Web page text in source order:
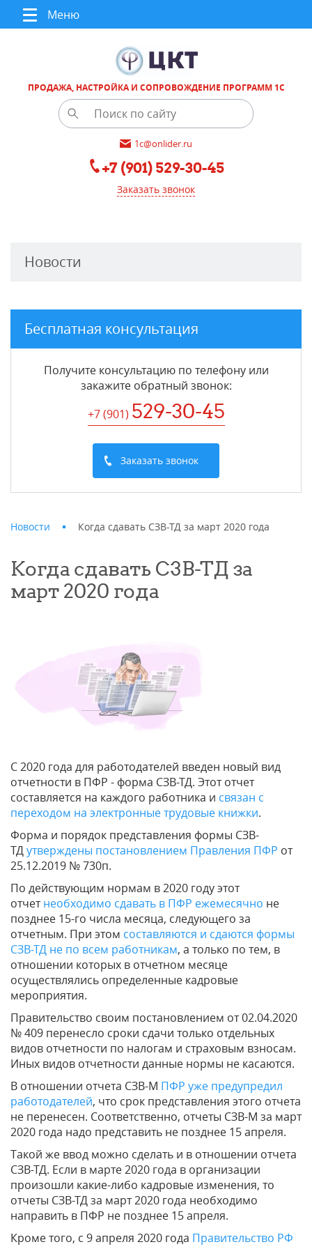
Меню
ПРОДАЖА, НАСТРОЙКА И СОПРОВОЖДЕНИЕ ПРОГРАММ 1С
1c@onlider.ru
+7 (901) 529-30-45
Заказать звонок
Новости
Бесплатная консультация
Получите консультацию по телефону или
закажите обратный звонок:
+7 (901) 529-30-45
Заказать звонок
Новости Когда сдавать СЗВ-ТД за март 2020 года
Когда сдавать СЗВ-ТД за
март 2020 года
С 2020 года для работодателей введен новый вид
отчетности в ПФР - форма СЗВ-ТД. Этот отчет
составляется на каждого работника и связан с
переходом на электронные трудовые книжки.
Форма и порядок представления формы СЗВ-
ТДутверждены постановлением Правления ПФР от
25.12.2019 № 730п.
По действующим нормам в 2020 году этот
отчет необходимо сдавать в ПФР ежемесячно не
позднее 15-го числа месяца, следующего за
отчетным. При этом составляются и сдаются формы
СЗВ-ТД не по всем работникам, а только по тем, в
отношении которых в отчетном месяце
осуществлялись определенные кадровые
мероприятия.
Правительство своим постановлением от 02.04.2020
№ 409 перенесло сроки сдачи только отдельных
видов отчетности по налогам и страховым взносам.
Иных видов отчетности данные нормы не касаются.
В отношении отчета СЗВ-М ПФР уже предупредил
работодателей, что срок представления этого отчета
не перенесен. Соответственно, отчеты СЗВ-М за март
2020 года надо представить не позднее 15 апреля.
Такой же ввод можно сделать и в отношении отчета
СЗВ-ТД. Если в марте 2020 года в организации
произошли какие-либо кадровые изменения, то
отчеты СЗВ-ТД за март 2020 года необходимо
направить в ПФР не позднее 15 апреля.
Кроме того, с 9 апреля 2020 года Правительство РФ